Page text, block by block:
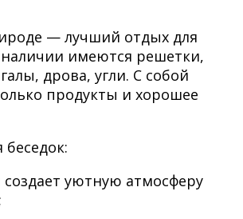
— лучший отдых для
имеются решетки,
дрова, угли. С собой
продукты и хорошее
создает уютную атмосферу